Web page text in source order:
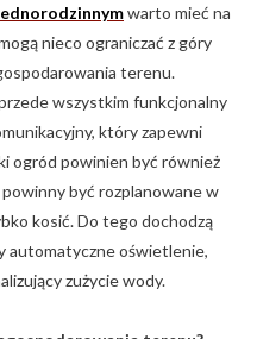
warto mieć na
nieco ograniczać z góry
terenu.
wszystkim funkcjonalny
który zapewni
ogród powinien być również
być rozplanowane w
kosić. Do tego dochodzą
automatyczne oświetlenie,
zużycie wody.